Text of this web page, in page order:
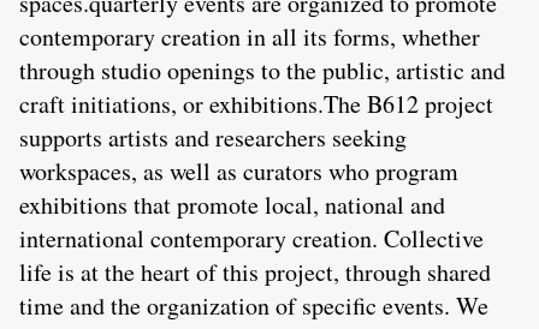
contemporary creation in all its forms, whether
through studio openings to the public, artistic and
craft initiations, or exhibitions.The B612 project
supports artists and researchers seeking
workspaces, as well as curators who program
exhibitions that promote local, national and
international contemporary creation. Collective
life is at the heart of this project, through shared
time and the organization of specific events. We